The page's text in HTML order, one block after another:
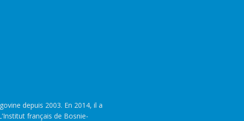
depuis 2003. En 2014, il a
français de Bosnie-